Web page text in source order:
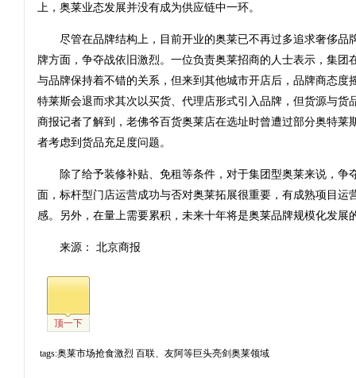
上，奥莱业态发展并没有成为供应链中一环。
尽管在品牌结构上，目前开业的奥莱已不再过多追求奢侈品
牌方面，争夺战依旧激烈。一位负责奥莱招商的人士表示，集团
与品牌保持着不错的关系，但来到其他城市开店后，品牌商态度
特莱斯会退而求其次以买货、代理店形式引入品牌，但货源与货
商报记者了解到，老佛爷百货奥莱店在选址时曾遭过部分奥特莱
者考虑到货品充足度问题。
除了给予装修补贴、免租等条件，对于集团型奥莱来说，争
面，标杆型门店运营成功与否对奥莱拓展很重要，有成熟项目运
感。另外，在量上需要累积，未来十年将是奥莱品牌规模化发展
来源： 北京商报
顶一下
tags:奥莱市场抢食激烈 百联、友阿等巨头亮剑奥莱领域